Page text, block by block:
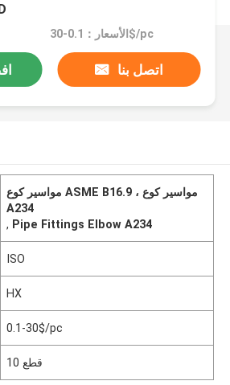
الأسعار：0.1-30$/pc
اتصل بنا
مواسير كوع ASME B16.9 ، مواسير كوع
A234
, Pipe Fittings Elbow A234
ISO
HX
0.1-30$/pc
10 قطع